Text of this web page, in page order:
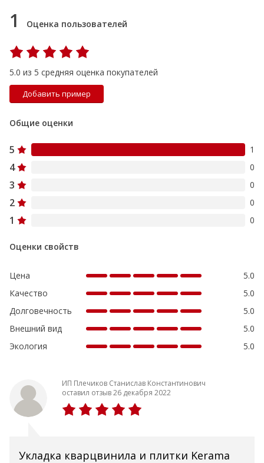
1 Оценка пользователей
5.0 из 5 средняя оценка покупателей
Добавить пример
Общие оценки
5 1
4 0
3 0
2 0
1 0
Оценки свойств
Цена
5.0
Качество
5.0
Долговечность
5.0
Внешний вид
5.0
Экология
5.0
ИП Плечиков Станислав Константинович
оставил отзыв 26 декабря 2022
Укладка кварцвинила и плитки Kerama